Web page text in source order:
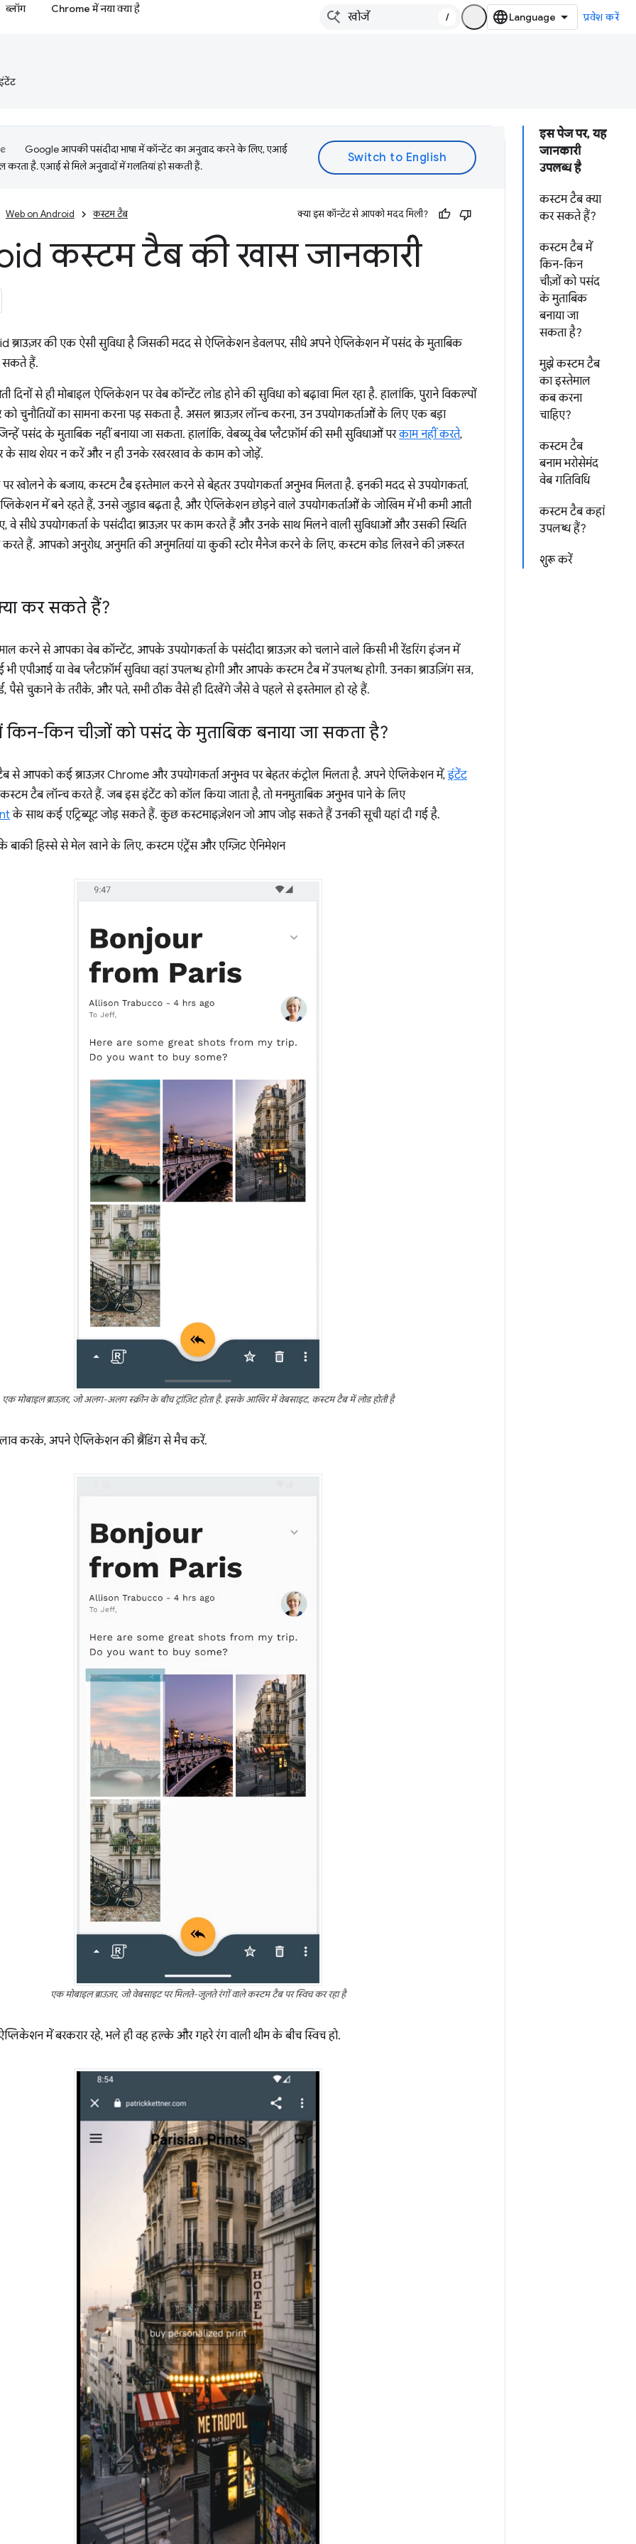
ब्लॉग Chrome में नया क्या है
/ प्रवेश करें
इस पेज पर, यह
जानकारी
उपलब्ध है
कस्टम टैब क्या
कर सकते हैं?
कस्टम टैब में
किन-किन
चीज़ों को पसंद
के मुताबिक
बनाया जा
सकता है?
मुझे कस्टम टैब
का इस्तेमाल
कब करना
चाहिए?
कस्टम टैब
बनाम भरोसेमंद
वेब गतिविधि
कस्टम टैब कहां
उपलब्ध हैं?
शुरू करें
Google आपकी पसंदीदा भाषा में कॉन्टेंट का अनुवाद करने के लिए, एआई
करता है. एआई से मिले अनुवादों में गलतियां हो सकती हैं.
Web on Android कस्‍टम टैब क्या इस कॉन्टेंट से आपको मदद मिली?
कस्टम टैब की खास जानकारी
ब्राउज़र की एक ऐसी सुविधा है जिसकी मदद से ऐप्लिकेशन डेवलपर, सीधे अपने ऐप्लिकेशन में पसंद के मुताबिक
सकते हैं.
दिनों से ही मोबाइल ऐप्लिकेशन पर वेब कॉन्टेंट लोड होने की सुविधा को बढ़ावा मिल रहा है. हालांकि, पुराने विकल्पों
चुनौतियों का सामना करना पड़ सकता है. असल ब्राउज़र लॉन्च करना, उन उपयोगकर्ताओं के लिए एक बड़ा
पसंद के मुताबिक नहीं बनाया जा सकता. हालांकि, वेबव्यू वेब प्लैटफ़ॉर्म की सभी सुविधाओं परकाम नहीं करते,
के साथ शेयर न करें और न ही उनके रखरखाव के काम को जोड़ें.
पर खोलने के बजाय, कस्टम टैब इस्तेमाल करने से बेहतर उपयोगकर्ता अनुभव मिलता है. इनकी मदद से उपयोगकर्ता,
में बने रहते हैं, उनसे जुड़ाव बढ़ता है, और ऐप्लिकेशन छोड़ने वाले उपयोगकर्ताओं के जोखिम में भी कमी आती
वे सीधे उपयोगकर्ता के पसंदीदा ब्राउज़र पर काम करते हैं और उनके साथ मिलने वाली सुविधाओं और उसकी स्थिति
हैं. आपको अनुरोध, अनुमति की अनुमतियां या कुकी स्टोर मैनेज करने के लिए, कस्टम कोड लिखने की ज़रूरत
कर सकते हैं?
करने से आपका वेब कॉन्टेंट, आपके उपयोगकर्ता के पसंदीदा ब्राउज़र को चलाने वाले किसी भी रेंडरिंग इंजन में
भी एपीआई या वेब प्लैटफ़ॉर्म सुविधा वहां उपलब्ध होगी और आपके कस्टम टैब में उपलब्ध होगी. उनका ब्राउज़िंग सत्र,
पैसे चुकाने के तरीके, और पते, सभी ठीक वैसे ही दिखेंगे जैसे वे पहले से इस्तेमाल हो रहे हैं.
किन चीज़ों को पसंद के मुताबिक बनाया जा सकता है?
से आपको कई ब्राउज़र Chrome और उपयोगकर्ता अनुभव पर बेहतर कंट्रोल मिलता है. अपने ऐप्लिकेशन में,इंटेंट
टैब लॉन्च करते हैं. जब इस इंटेंट को कॉल किया जाता है, तो मनमुताबिक अनुभव पाने के लिए
के साथ कई एट्रिब्यूट जोड़ सकते हैं. कुछ कस्टमाइज़ेशन जो आप जोड़ सकते हैं उनकी सूची यहां दी गई है.
हिस्से से मेल खाने के लिए, कस्टम एंट्रेंस और एग्ज़िट ऐनिमेशन
एक मोबाइल ब्राउज़र, जो अलग-अलग स्क्रीन के बीच ट्रांज़िट होता है. इसके आखिर में वेबसाइट, कस्टम टैब में लोड होती है
करके, अपने ऐप्लिकेशन की ब्रैंडिंग से मैच करें.
एक मोबाइल ब्राउज़र, जो वेबसाइट पर मिलते-जुलते रंगों वाले कस्टम टैब पर स्विच कर रहा है
में बरकरार रहे, भले ही वह हल्के और गहरे रंग वाली थीम के बीच स्विच हो.